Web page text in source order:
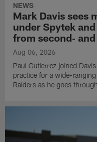
NEWS
Mark Davis sees
under Spytek
from second‑
Aug 06, 2026
Paul Gutierrez joined
practice for a wide-
Raiders as he goes